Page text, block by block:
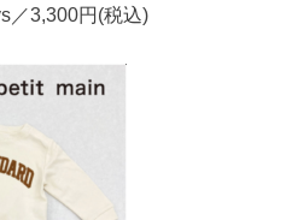
／3,300円(税込)